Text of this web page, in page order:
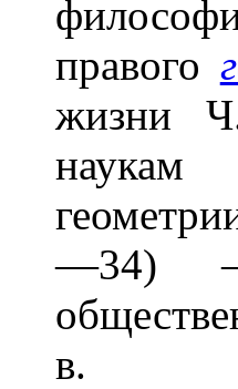
правого
жизни
наукам
—34) —
в.